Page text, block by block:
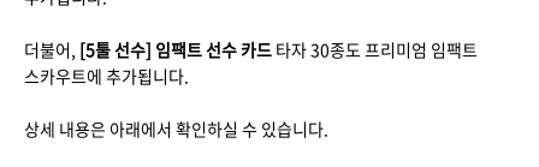
더불어, [5툴 선수] 임팩트 선수 카드 타자 30종도 프리미엄 임팩트
스카우트에 추가됩니다.
상세 내용은 아래에서 확인하실 수 있습니다.